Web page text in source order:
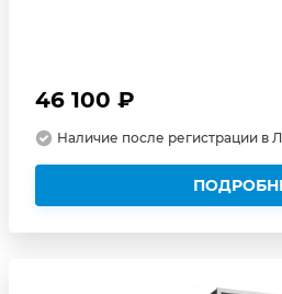
46 100 ₽
Наличие после регистрации в